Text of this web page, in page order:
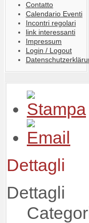
Contatto
Calendario Eventi
Incontri regolari
link interessanti
Impressum
Login / Logout
Dettagli
Dettagli